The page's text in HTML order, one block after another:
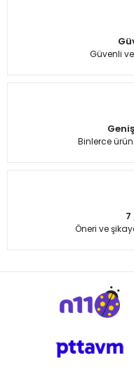
Güvenli
Binlerce
7
Öneri ve